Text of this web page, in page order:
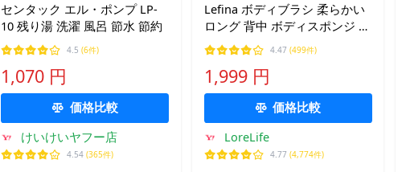
センタック エル・ポンプ LP-
10 残り湯 洗濯 風呂 節水 節約
4.5 (6件)
1,070 円
価格比較
けいけいヤフー店
4.54 (365件)
Lefina ボディブラシ 柔らかい
ロング 背中 ボディスポンジ お
風呂 背中ニキビ 防止 ソフト
ブラシ 体洗い バスグッズ
4.47 (499件)
1,999 円
価格比較
LoreLife
4.77 (4,774件)